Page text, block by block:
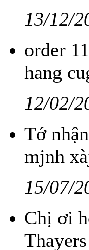
13/12/
order
hang
12/02/
Tớ
mjnh
15/07/
Chị ơi